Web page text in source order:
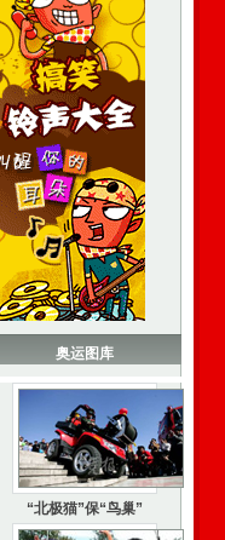
奥运图库
“北极猫”保“鸟巢”